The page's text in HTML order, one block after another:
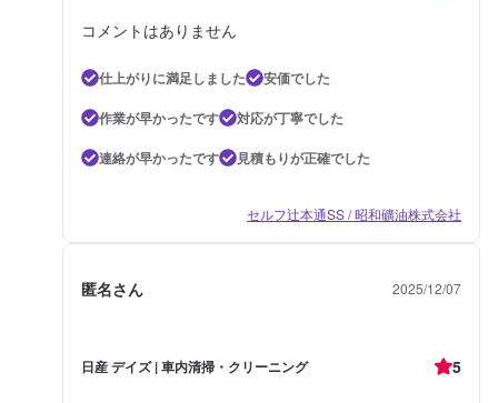
コメントはありません
仕上がりに満足しました
安価でした
作業が早かったです
対応が丁寧でした
連絡が早かったです
見積もりが正確でした
セルフ辻本通SS / 昭和礦油株式会社
匿名さん 2025/12/07
日産 デイズ | 車内清掃・クリーニング 5